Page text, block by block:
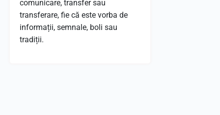
comunicare, transfer sau
transferare, fie că este vorba de
informații, semnale, boli sau
tradiții.